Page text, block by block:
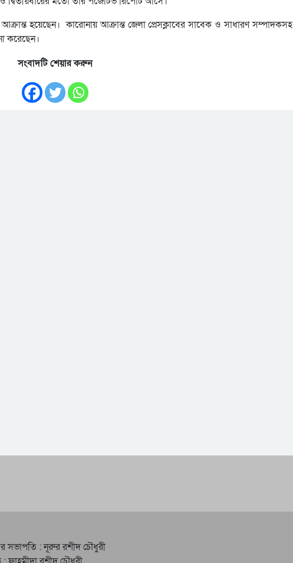
হয়েছেন। কারোনায় আক্রান্ত জেলা প্রেসক্লাবের সাবেক ও সাধারণ সম্পাদকসহ
করেছেন।
সংবাদটি শেয়ার করুন
সভাপতি : নূরুর রশীদ চৌধুরী